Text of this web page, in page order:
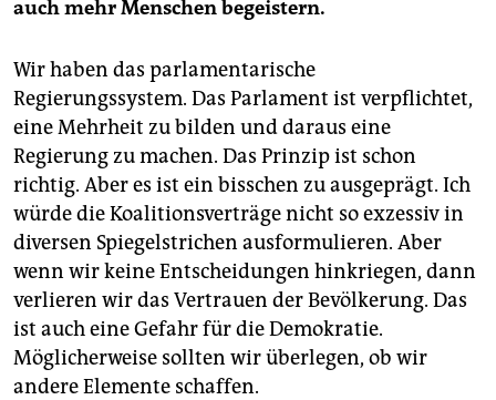
auch mehr Menschen begeistern.
Wir haben das parlamentarische
Regierungssystem. Das Parlament ist verpflichtet,
eine Mehrheit zu bilden und daraus eine
Regierung zu machen. Das Prinzip ist schon
richtig. Aber es ist ein bisschen zu ausgeprägt. Ich
würde die Koalitionsverträge nicht so exzessiv in
diversen Spiegelstrichen ausformulieren. Aber
wenn wir keine Entscheidungen hinkriegen, dann
verlieren wir das Vertrauen der Bevölkerung. Das
ist auch eine Gefahr für die Demokratie.
Möglicherweise sollten wir überlegen, ob wir
andere Elemente schaffen.